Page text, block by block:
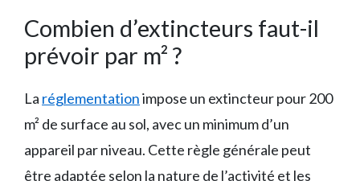
Combien d’extincteurs faut-il
prévoir par m² ?
La réglementationimpose un extincteur pour 200
m² de surface au sol, avec un minimum d’un
appareil par niveau. Cette règle générale peut
être adaptée selon la nature de l’activité et les